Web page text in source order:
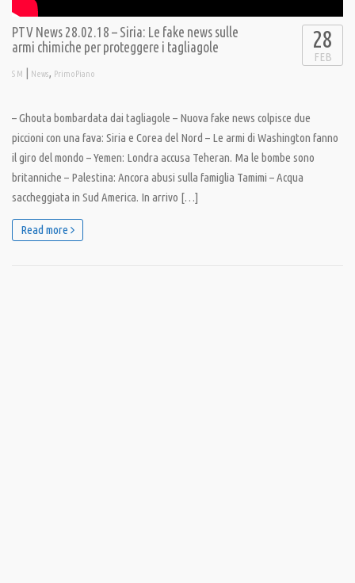
PTV News 28.02.18 – Siria: Le fake news sulle
armi chimiche per proteggere i tagliagole
S M | News, PrimoPiano
28
FEB
– Ghouta bombardata dai tagliagole – Nuova fake news colpisce due
piccioni con una fava: Siria e Corea del Nord – Le armi di Washington fanno
il giro del mondo – Yemen: Londra accusa Teheran. Ma le bombe sono
britanniche – Palestina: Ancora abusi sulla famiglia Tamimi – Acqua
saccheggiata in Sud America. In arrivo […]
Read more